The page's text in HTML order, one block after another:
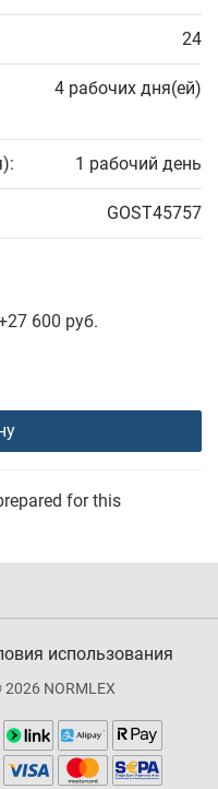
24
4 рабочих дня(ей)
1 рабочий день
GOST45757
600 руб.
for this
использования
NORMLEX